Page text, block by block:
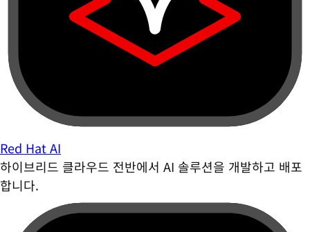
Red Hat AI
하이브리드 클라우드 전반에서 AI 솔루션을 개발하고 배포
합니다.